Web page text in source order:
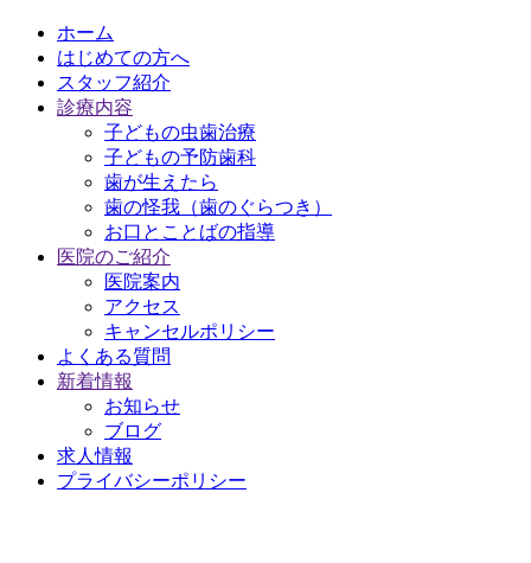
ホーム
はじめての方へ
スタッフ紹介
診療内容
子どもの虫歯治療
子どもの予防歯科
歯が生えたら
歯の怪我（歯のぐらつき）
お口とことばの指導
医院のご紹介
医院案内
アクセス
キャンセルポリシー
よくある質問
新着情報
お知らせ
ブログ
求人情報
プライバシーポリシー